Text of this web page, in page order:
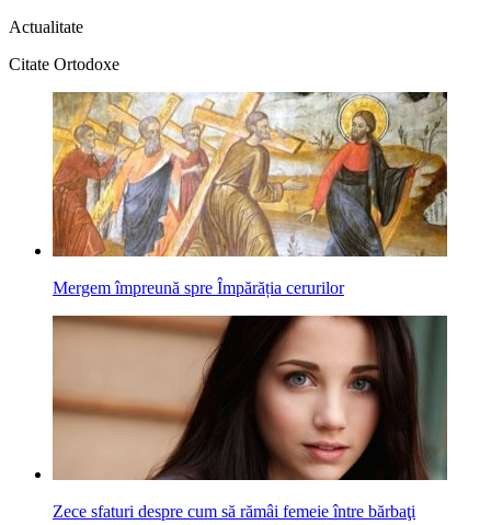
Actualitate
Citate Ortodoxe
Mergem împreună spre Împărăția cerurilor
Zece sfaturi despre cum să rămâi femeie între bărbaţi